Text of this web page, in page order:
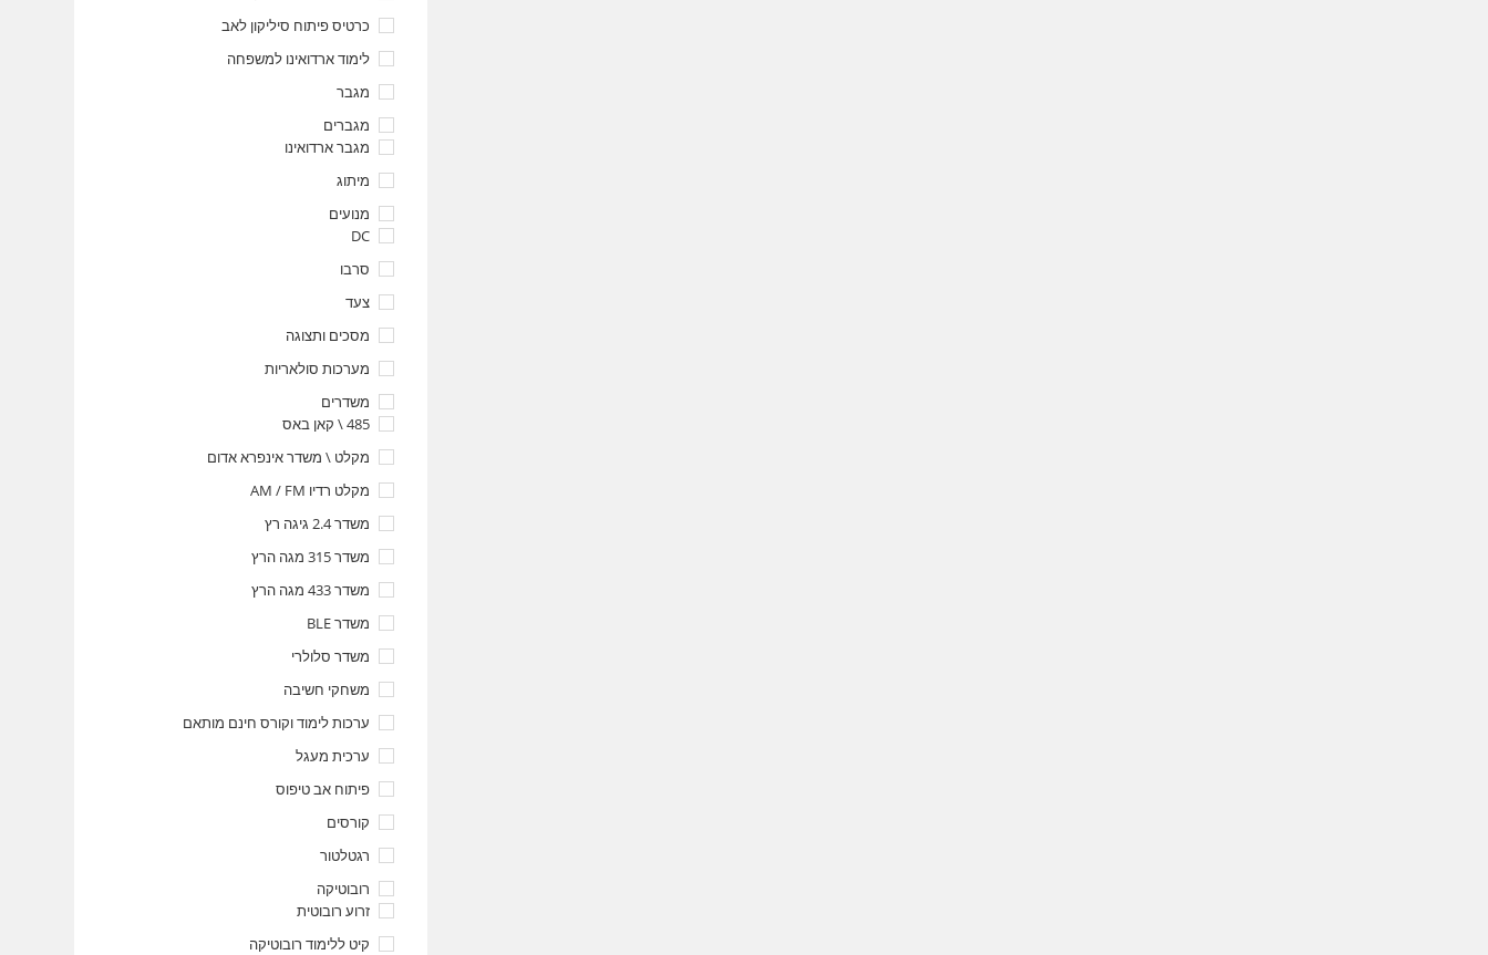
כרטיס פיתוח סיליקון לאב
לימוד ארדואינו למשפחה
מגבר
מגברים
מגבר ארדואינו
מיתוג
מנועים
DC
סרבו
צעד
מסכים ותצוגה
מערכות סולאריות
משדרים
485 \ קאן באס
מקלט \ משדר אינפרא אדום
מקלט רדיו AM / FM
משדר 2.4 גיגה רץ
משדר 315 מגה הרץ
משדר 433 מגה הרץ
משדר BLE
משדר סלולרי
משחקי חשיבה
ערכות לימוד וקורס חינם מותאם
ערכית מעגל
פיתוח אב טיפוס
קורסים
רגטלטור
רובוטיקה
זרוע רובוטית
קיט ללימוד רובוטיקה